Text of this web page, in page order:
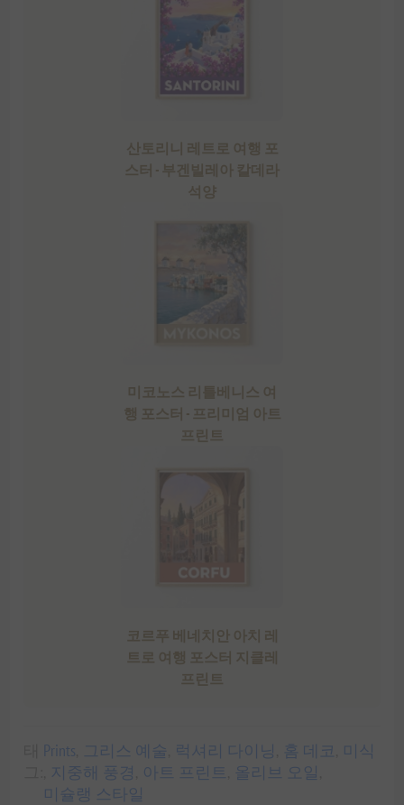
산토리니 레트로 여행 포
스터 - 부겐빌레아 칼데라
석양
미코노스 리틀베니스 여
행 포스터 - 프리미엄 아트
프린트
코르푸 베네치안 아치 레
트로 여행 포스터 지클레
프린트
Prints 그리스 예술 럭셔리 다이닝 홈 데코 미식
지중해 풍경 아트 프린트 올리브 오일
미슐랭 스타일